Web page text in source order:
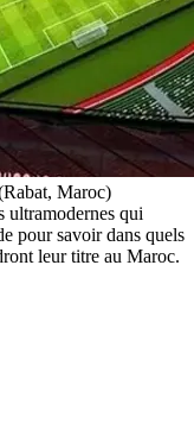
Maroc)
ultramodernes qui
pour savoir dans quels
leur titre au Maroc.